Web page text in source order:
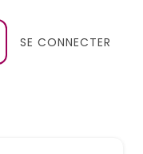
SE CONNECTER